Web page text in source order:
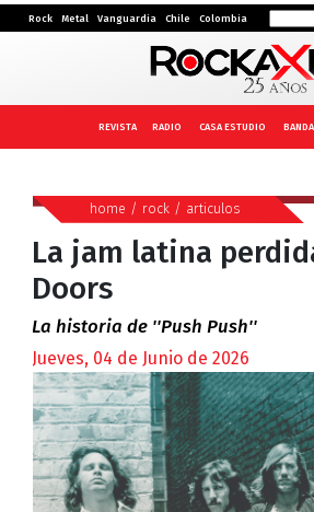
Rock Metal Vanguardia Chile Colombia
REVISTA RADIO CASA ESTUDIO
home / rock/ articulos
La jam latina
Doors
La historia de ''Push Push''
Jueves, 04 de Junio de 2026